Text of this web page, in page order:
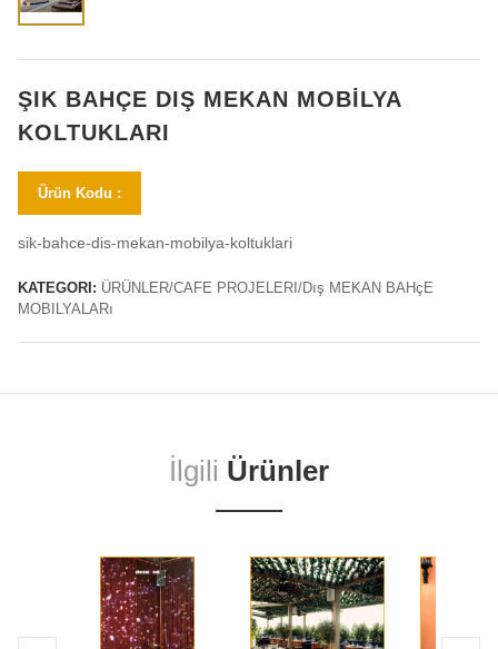
ŞIK BAHÇE DIŞ MEKAN MOBILYA
KOLTUKLARI
Ürün Kodu :
sik-bahce-dis-mekan-mobilya-koltuklari
KATEGORI: ÜRÜNLER/CAFE PROJELERI/Dış MEKAN BAHçE
MOBILYALARı
İlgili Ürünler